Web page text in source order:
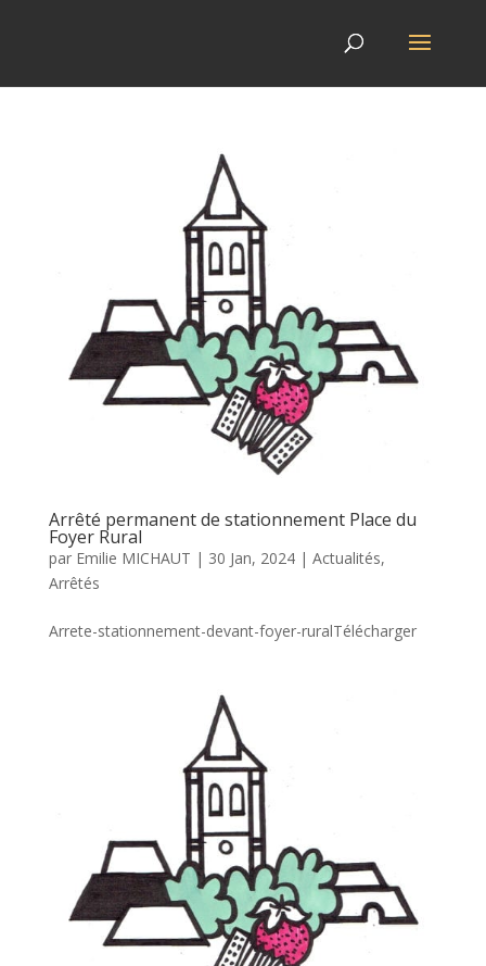
Arrêté permanent de stationnement Place du
Foyer Rural
par Emilie MICHAUT | 30 Jan, 2024| Actualités,
Arrêtés
Arrete-stationnement-devant-foyer-ruralTélécharger